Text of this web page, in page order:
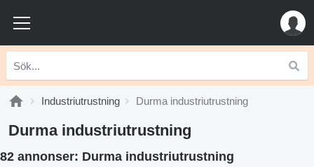
Industriutrustning Durma industriutrustning
Durma industriutrustning
82 annonser: Durma industriutrustning